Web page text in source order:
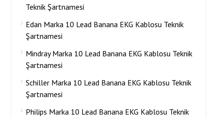
Teknik Şartnamesi
Edan Marka 10 Lead Banana EKG Kablosu Teknik
Şartnamesi
Mindray Marka 10 Lead Banana EKG Kablosu Teknik
Şartnamesi
Schiller Marka 10 Lead Banana EKG Kablosu Teknik
Şartnamesi
Philips Marka 10 Lead Banana EKG Kablosu Teknik